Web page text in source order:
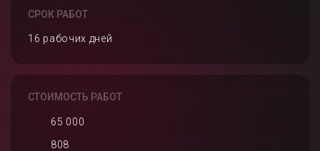
СРОК РАБОТ
16 рабочих дней
СТОИМОСТЬ РАБОТ
65 000
808